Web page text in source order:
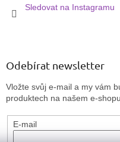
Sledovat na Instagramu
Odebírat newsletter
Vložte svůj e-mail a my vám
produktech na našem e-shopu.
E-mail